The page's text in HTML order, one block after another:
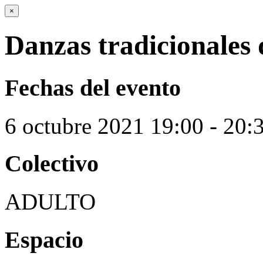
×
Danzas
Fechas del evento
6 octubre 2021 19:00 -
Colectivo
ADULTO
Espacio